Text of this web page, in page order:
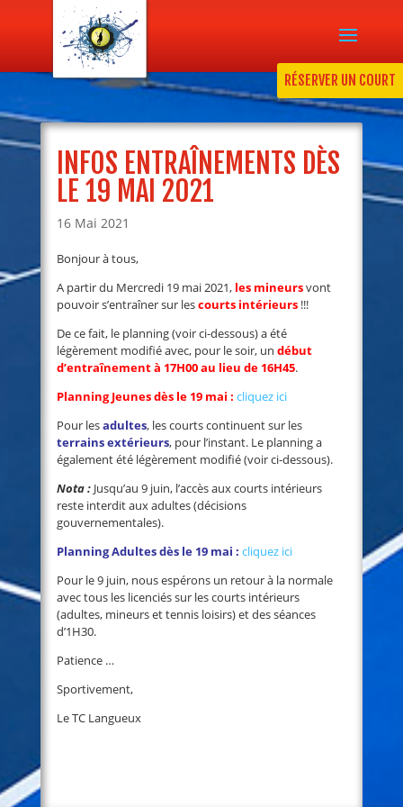
RÉSERVER UN COURT
INFOS ENTRAÎNEMENTS DÈS
LE 19 MAI 2021
16 Mai 2021
Bonjour à tous,
A partir du Mercredi 19 mai 2021, les mineursvont
pouvoir s’entraîner sur lescourts intérieurs!!!
De ce fait, le planning (voir ci-dessous) a été
légèrement modifié avec, pour le soir, un début
d’entraînement à 17H00 au lieu de 16H45.
Planning Jeunes dès le 19 mai : cliquez ici
Pour lesadultes, les courts continuent sur les
terrains extérieurs, pour l’instant. Le planning a
également été légèrement modifié (voir ci-dessous).
Nota :Jusqu’au 9 juin, l’accès aux courts intérieurs
reste interdit aux adultes (décisions
gouvernementales).
Planning Adultes dès le 19 mai : cliquez ici
Pour le 9 juin, nous espérons un retour à la normale
avec tous les licenciés sur les courts intérieurs
(adultes, mineurs et tennis loisirs) et des séances
d’1H30.
Patience …
Sportivement,
Le TC Langueux